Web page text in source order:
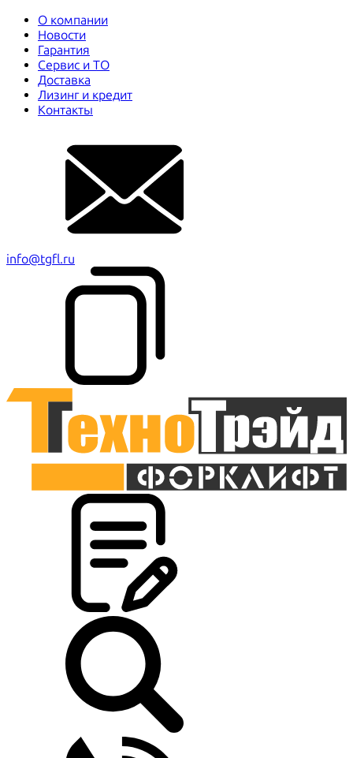
О компании
Новости
Гарантия
Сервис и ТО
Доставка
Лизинг и кредит
Контакты
info@tgfl.ru